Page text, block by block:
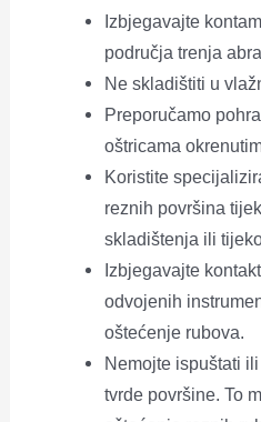
Izbjegavajte
područja trenja
Ne skladištiti u
Preporučamo
oštricama
Koristite
reznih površina
skladištenja ili
Izbjegavajte
odvojenih
oštećenje rubova.
Nemojte ispuštati
tvrde površine. To